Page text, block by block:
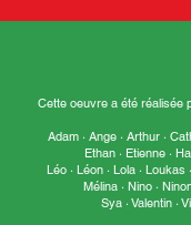
Cette oeuvre a été réalisée
Adam · Ange · Arthur ·
Ethan · Etienne ·
Léo · Léon · Lola · Loukas
Mélina · Nino ·
Sya · Valentin ·